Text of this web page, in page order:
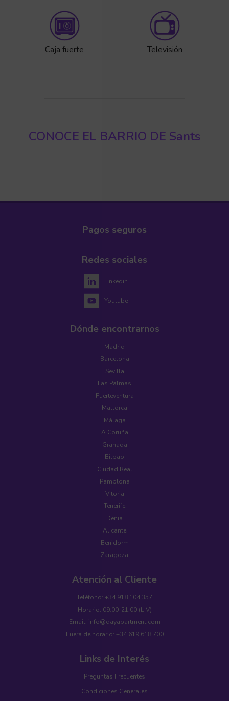
Caja fuerte Televisión
CONOCE EL BARRIO DE Sants
Pagos seguros
Redes sociales
Linkedin
Youtube
Dónde encontrarnos
Madrid
Barcelona
Sevilla
Las Palmas
Fuerteventura
Mallorca
Málaga
A Coruña
Granada
Bilbao
Ciudad Real
Pamplona
Vitoria
Tenerife
Denia
Alicante
Benidorm
Zaragoza
Atención al Cliente
Teléfono: +34 918 104 357
Horario: 09:00-21:00 (L-V)
Email: info@dayapartment.com
Fuera de horario: +34 619 618 700
Links de Interés
Preguntas Frecuentes
Condiciones Generales